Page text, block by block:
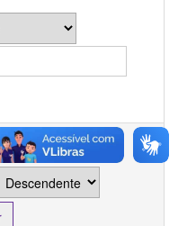
registros por